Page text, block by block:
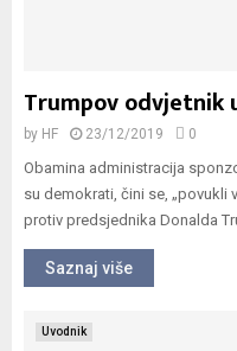
Trumpov odvjetnik
by HF 23/12/2019 0
Obamina administracija
su demokrati, čini se, „povukli
protiv predsjednika Donalda
Saznaj više
Uvodnik